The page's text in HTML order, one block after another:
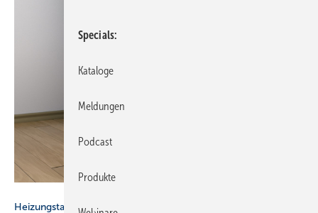
Heizungstausch
Specials
Kataloge
Meldungen
Podcast
Produkte